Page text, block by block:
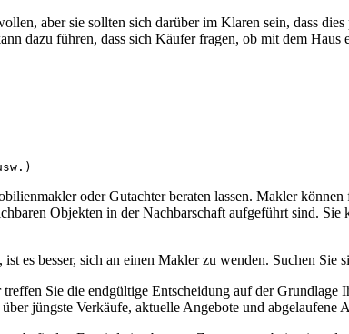
aber sie sollten sich darüber im Klaren sein, dass
dazu führen, dass sich Käufer fragen, ob mit dem
oder Gutachter beraten lassen. Makler
Objekten in der Nachbarschaft aufgeführt sind. Sie
es besser, sich an einen Makler zu wenden. Suchen Sie
Sie die endgültige Entscheidung auf der
jüngste Verkäufe, aktuelle Angebote und abgelaufene